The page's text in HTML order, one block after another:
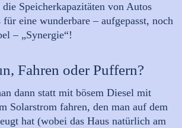
Speicherkapazitäten von Autos
für eine wunderbare – aufgepasst, noch
– „Synergie“!
Fahren oder Puffern?
dann statt mit bösem Diesel mit
Solarstrom fahren, den man auf dem
hat (wobei das Haus natürlich am